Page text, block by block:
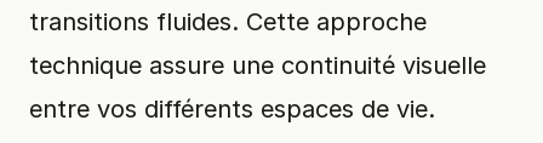
transitions fluides. Cette approche
technique assure une continuité visuelle
entre vos différents espaces de vie.